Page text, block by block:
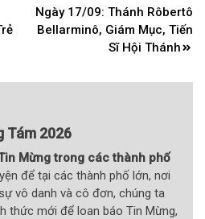
Ngày 17/09: Thánh Rôbertô
Bellarminô, Giám Mục, Tiến
Sĩ Hội Thánh
Tám 2026
Mừng trong các thành phố
để tại các thành phố lớn, nơi
vô danh và cô đơn, chúng ta
thức mới để loan báo Tin Mừng,